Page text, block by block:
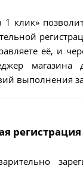
клик»
её, и
магазина
выполнения
регистрация